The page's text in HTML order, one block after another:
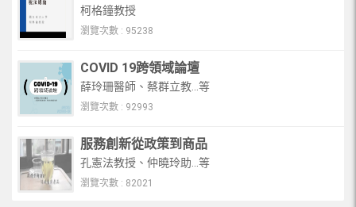
柯格鐘教授
瀏覽次數 : 95238
COVID 19跨領域論壇
薛玲珊醫師、蔡群立教...等
瀏覽次數 : 92993
服務創新從政策到商品
孔憲法教授、仲曉玲助...等
瀏覽次數 : 82021